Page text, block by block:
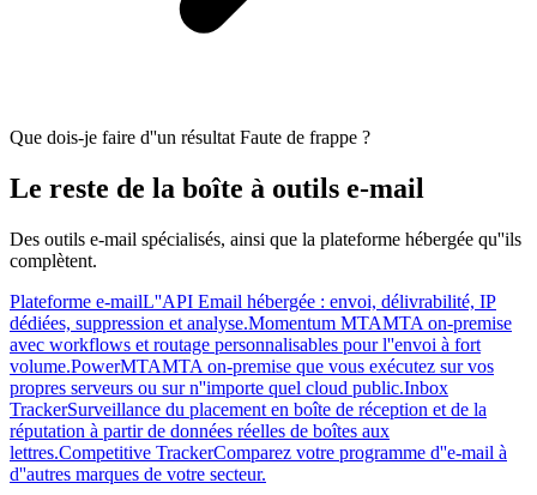
Que dois-je faire d''un résultat Faute de frappe ?
Le reste de la boîte à outils e-mail
Des outils e-mail spécialisés, ainsi que la plateforme hébergée qu''ils
complètent.
Plateforme e-mailL''API Email hébergée : envoi, délivrabilité, IP
dédiées, suppression et analyse.Momentum MTAMTA on-premise
avec workflows et routage personnalisables pour l''envoi à fort
volume.PowerMTAMTA on-premise que vous exécutez sur vos
propres serveurs ou sur n''importe quel cloud public.Inbox
TrackerSurveillance du placement en boîte de réception et de la
réputation à partir de données réelles de boîtes aux
lettres.Competitive TrackerComparez votre programme d''e-mail à
d''autres marques de votre secteur.